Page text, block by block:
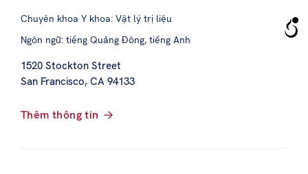
Chuyên khoa Y khoa: Vật lý trị liệu
Ngôn ngữ: tiếng Quảng Đông, tiếng Anh
1520 Stockton Street
San Francisco, CA 94133
Thêm thông tin